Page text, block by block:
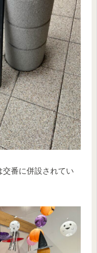
番に併設されてい